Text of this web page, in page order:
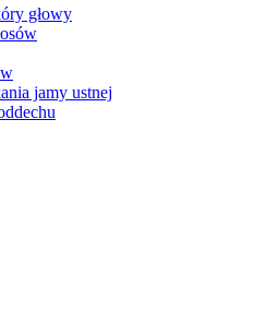
głowy
jamy ustnej